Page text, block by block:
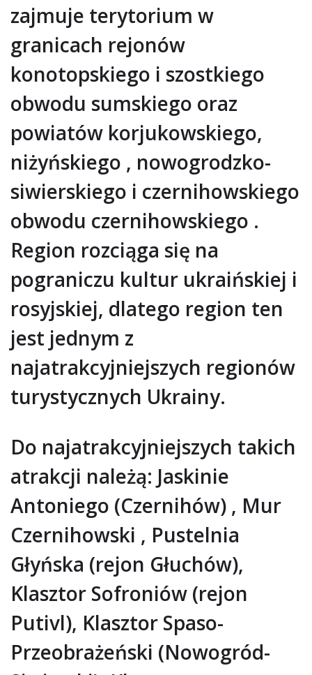
zajmuje terytorium w
granicach rejonów
konotopskiego i szostkiego
obwodu sumskiego oraz
powiatów korjukowskiego,
niżyńskiego , nowogrodzko-
siwierskiego i czernihowskiego
obwodu czernihowskiego .
Region rozciąga się na
pograniczu kultur ukraińskiej i
rosyjskiej, dlatego region ten
jest jednym z
najatrakcyjniejszych regionów
turystycznych Ukrainy.
Do najatrakcyjniejszych takich
atrakcji należą: Jaskinie
Antoniego (Czernihów) , Mur
Czernihowski , Pustelnia
Głyńska (rejon Głuchów),
Klasztor Sofroniów (rejon
Putivl), Klasztor Spaso-
Przeobrażeński (Nowogród-